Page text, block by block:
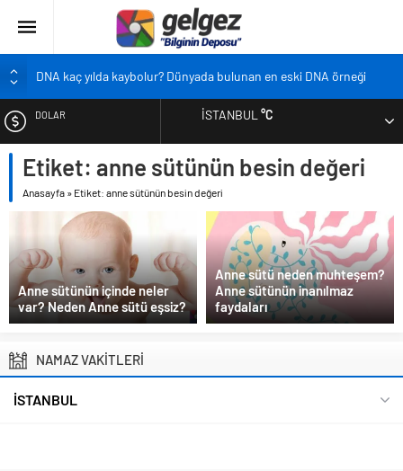
DNA kaç yılda kaybolur? Dünyada bulunan en eski DNA örneği
Pandemi bebekleri neden diğer bebeklerden farklı?
Siyah çay içmek ölüm riskini azaltıyor
DOLAR
EURO
BIST
İSTANBUL°C
Etiket: anne sütünün besin değeri
Anasayfa » Etiket: anne sütünün besin değeri
Anne sütünün içinde neler
var? Neden Anne sütü eşsiz?
Anne sütü neden muhteşem?
Anne sütünün inanılmaz
faydaları
NAMAZ VAKİTLERİ
İSTANBUL